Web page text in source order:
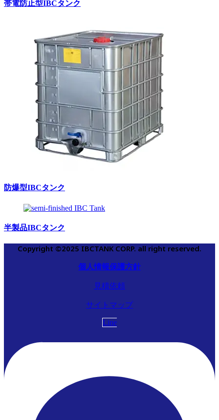
帯電防止型IBCタンク
防爆型IBCタンク
半製品IBCタンク
Copyright ©2025 IBCTANK CORP. all right reserved.
個人情報保護方針
見積依頼
サイトマップ
Line